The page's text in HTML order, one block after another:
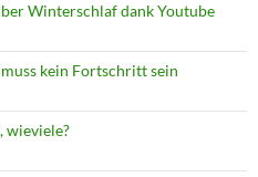
Winterschlaf dank Youtube
kein Fortschritt sein
wieviele?